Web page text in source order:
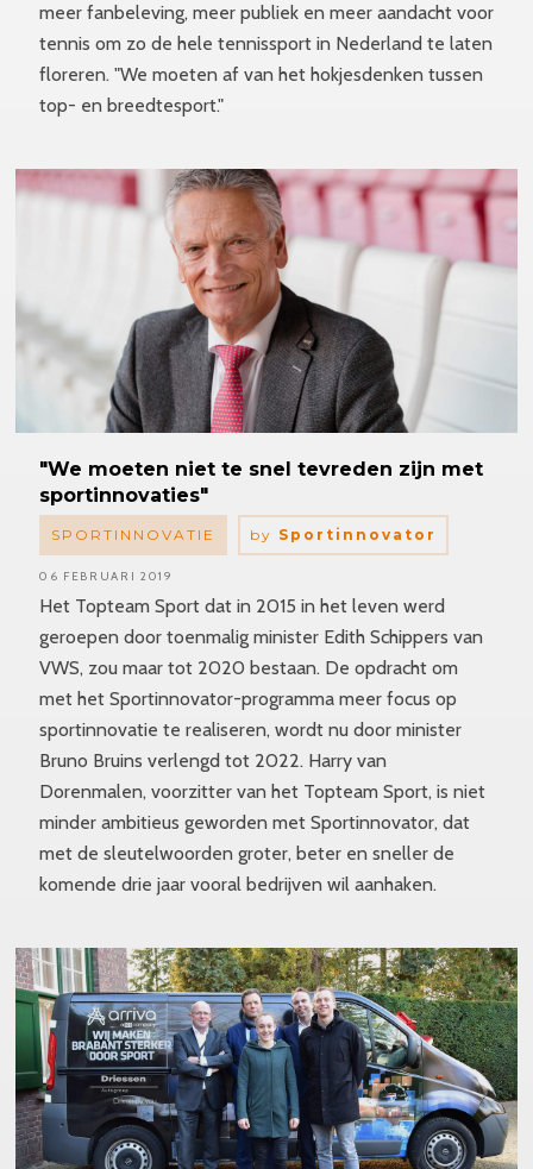
meer fanbeleving, meer publiek en meer aandacht voor
tennis om zo de hele tennissport in Nederland te laten
floreren. "We moeten af van het hokjesdenken tussen
top- en breedtesport."
"We moeten niet te snel tevreden zijn met
sportinnovaties"
Het Topteam Sport dat in 2015 in het leven werd
geroepen door toenmalig minister Edith Schippers van
VWS, zou maar tot 2020 bestaan. De opdracht om
met het Sportinnovator-programma meer focus op
sportinnovatie te realiseren, wordt nu door minister
Bruno Bruins verlengd tot 2022. Harry van
Dorenmalen, voorzitter van het Topteam Sport, is niet
minder ambitieus geworden met Sportinnovator, dat
met de sleutelwoorden groter, beter en sneller de
komende drie jaar vooral bedrijven wil aanhaken.
SPORTINNOVATIE by Sportinnovator
06 FEBRUARI 2019